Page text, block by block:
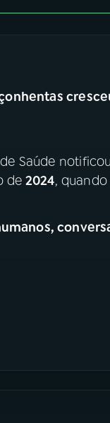
Saúde notificou
de 2024,